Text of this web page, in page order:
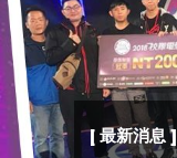
[ 最新消息 ]